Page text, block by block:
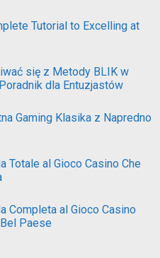
Tutorial to Excelling at
się z Metody BLIK w
dla Entuzjastów
Gaming Klasika z Napredno
Totale al Gioco Casino Che
Completa al Gioco Casino
Paese